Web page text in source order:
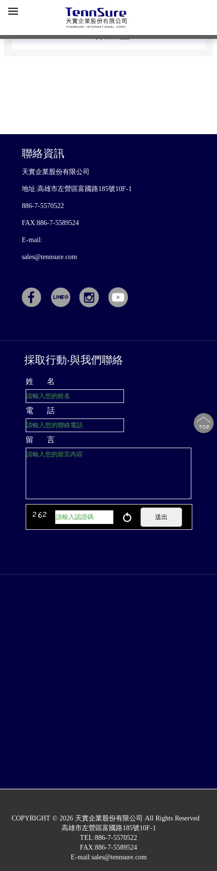
工業五金
聯絡資訊
天實企業股份有限公司
地址:高雄市左營區富國路185號10F-1
886-7-5570522
FAX:886-7-5589524
E-mail:
sales@tennsure.com
採取行動‧與我們聯絡
COPYRIGHT © 2026 天實企業股份有限公司 All Rights Reserved
高雄市左營區富國路185號10F-1
TEL:886-7-5570522
FAX:886-7-5589524
E-mail:sales@tennsure.com